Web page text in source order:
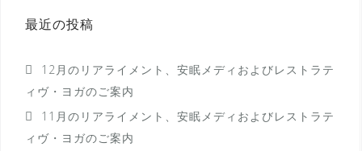
ョ
最近の投稿
12月のリアライメント、安眠メディおよびレストラテ
ィヴ・ヨガのご案内
11月のリアライメント、安眠メディおよびレストラテ
ィヴ・ヨガのご案内